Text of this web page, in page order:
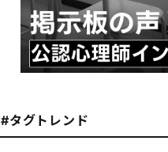
#タグトレンド